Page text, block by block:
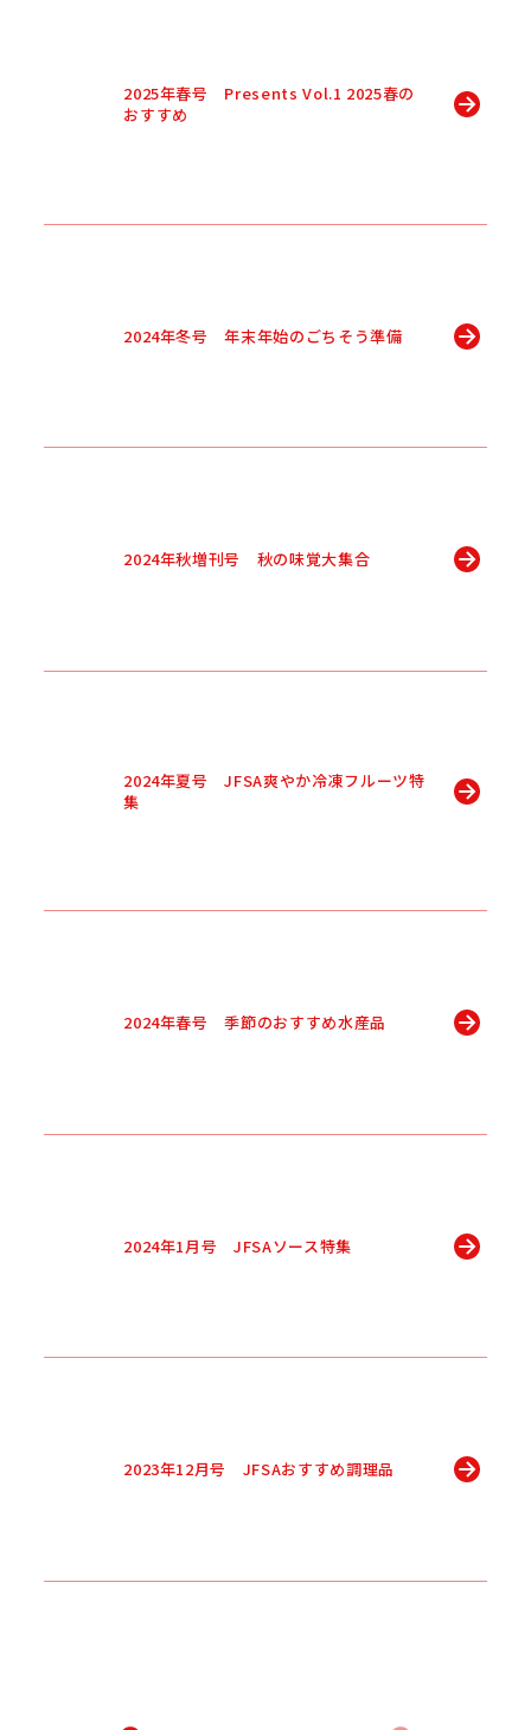
2025年春号 Presents Vol.1 2025春の
おすすめ
2024年冬号 年末年始のごちそう準備
2024年秋増刊号 秋の味覚大集合
2024年夏号 JFSA爽やか冷凍フルーツ特
集
2024年春号 季節のおすすめ水産品
2024年1月号 JFSAソース特集
2023年12月号 JFSAおすすめ調理品